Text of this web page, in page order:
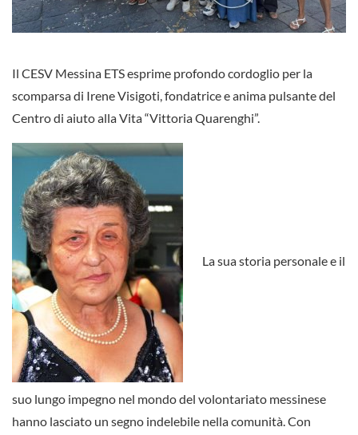
Il CESV Messina ETS esprime profondo cordoglio per la
scomparsa di Irene Visigoti, fondatrice e anima pulsante del
Centro di aiuto alla Vita “Vittoria Quarenghi”.
La sua storia personale e il
suo lungo impegno nel mondo del volontariato messinese
hanno lasciato un segno indelebile nella comunità. Con